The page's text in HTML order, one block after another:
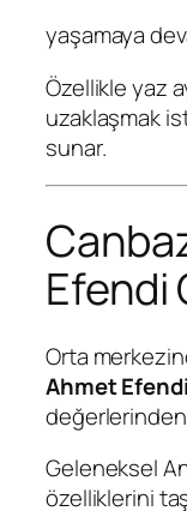
yaşamaya
Özellikle yaz
uzaklaşmak
sunar.
Efendi
Orta
Ahmet
Geleneksel
özelliklerini